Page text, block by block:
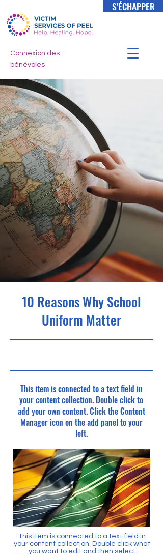
S'ÉCHAPPER
Connexion des
bénévoles
10 Reasons Why School
Uniform Matter
This item is connected to a text field in
your content collection. Double click to
add your own content. Click the Content
Manager icon on the add panel to your
left.
This item is connected to a text field in
your content collection. Double click what
you want to edit and then select